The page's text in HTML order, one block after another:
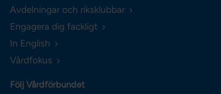
Avdelningar och riksklubbar
Engagera dig fackligt
In English
Vårdfokus
Följ Vårdförbundet